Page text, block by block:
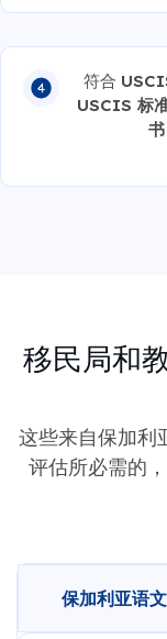
符合
USCIS 标
移民局和
这些来自保加利
评估所必需的
保加利亚语